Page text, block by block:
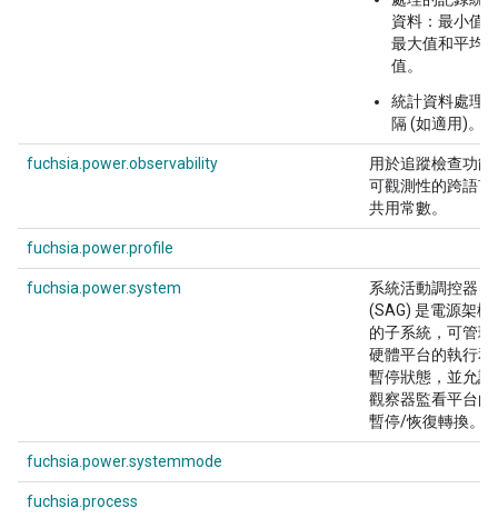
資料：最小值
最大值和平均
值。
統計資料處理
隔 (如適用)。
fuchsia.power.observability
用於追蹤檢查功能
可觀測性的跨語言
共用常數。
fuchsia.power.profile
fuchsia.power.system
系統活動調控器
(SAG) 是電源架構
的子系統，可管理
硬體平台的執行和
暫停狀態，並允許
觀察器監看平台的
暫停/恢復轉換。
fuchsia.power.systemmode
fuchsia.process